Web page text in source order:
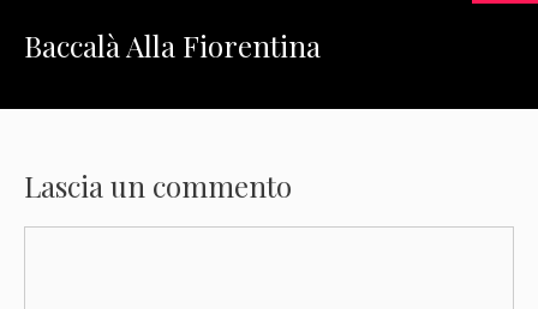
Baccalà Alla Fiorentina
Lascia un commento